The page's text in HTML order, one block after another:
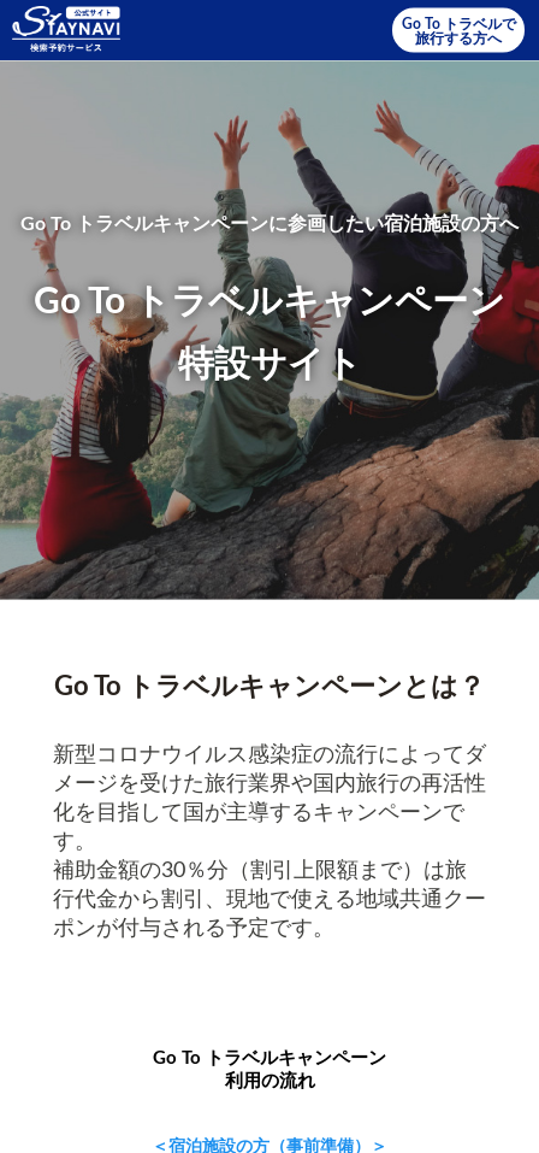
Go To トラベルで
旅行する方へ
Go To トラベルキャンペーンに参画したい宿泊施設の⽅へ
Go To トラベルキャンペーン
特設サイト
Go To トラベルキャンペーンとは？
新型コロナウイルス感染症の流行によってダ
メージを受けた旅行業界や国内旅行の再活性
化を目指して国が主導するキャンペーンで
す。
補助金額の30％分（割引上限額まで）は旅
行代金から割引、 現地で使える地域共通クー
ポンが付与される予定です。
Go To トラベルキャンペーン
利用の流れ
＜宿泊施設の方（事前準備）＞